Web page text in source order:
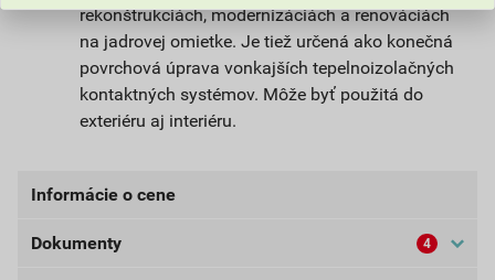
rekonštrukciách, modernizáciách a renováciách
na jadrovej omietke. Je tiež určená ako konečná
povrchová úprava vonkajších tepelnoizolačných
kontaktných systémov. Môže byť použitá do
exteriéru aj interiéru.
Informácie o cene
Aktuálna predajná cena po zľave 33% z cenníkovej
Dokumenty 4